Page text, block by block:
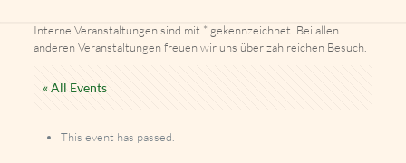
Interne Veranstaltungen sind mit * gekennzeichnet. Bei allen
anderen Veranstaltungen freuen wir uns über zahlreichen Besuch.
« All Events
This event has passed.